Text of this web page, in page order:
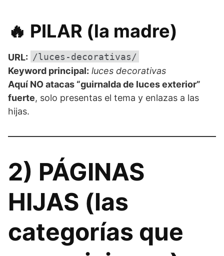
🔥 PILAR (la madre)
URL: /luces-decorativas/
Keyword principal: luces decorativas
Aquí NO atacas “guirnalda de luces exterior”
fuerte, solo presentas el tema y enlazas a las
hijas.
2) PÁGINAS
HIJAS (las
categorías que